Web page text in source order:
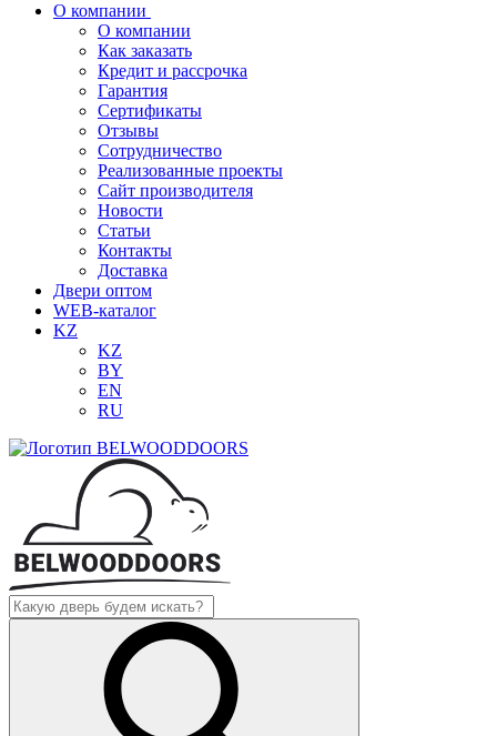
О компании
О компании
Как заказать
Кредит и рассрочка
Гарантия
Сертификаты
Отзывы
Сотрудничество
Реализованные проекты
Сайт производителя
Новости
Статьи
Контакты
Доставка
Двери оптом
WEB-каталог
KZ
KZ
BY
EN
RU